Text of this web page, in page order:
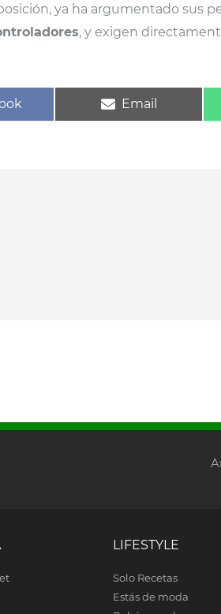
ya ha argumentado sus
, y exigen
Compartir
Email
LIFESTYLE
Solo Recetas
Estás de moda